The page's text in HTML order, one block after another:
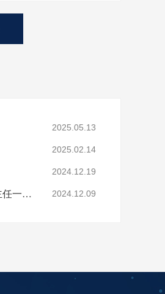
2025.05.13
2025.02.14
2024.12.19
亚运村工行支行张德辉行长、大屯街道武文一副主任一行莅临酷鲨科技调研 2024.12.09